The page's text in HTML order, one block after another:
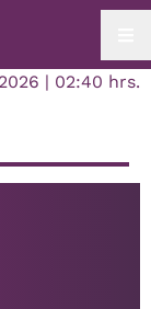
| 02:40 hrs.